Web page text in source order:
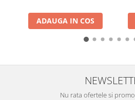
ADAUGA IN COS
Nu rata ofertele si